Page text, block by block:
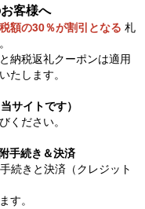
客様へ
額の30％が割引となる 札
納税返礼クーポンは適用
たします。
サイトです）
ください。
手続き＆決済
続きと決済（クレジット
す。